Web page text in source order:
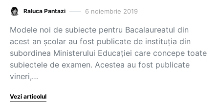
Raluca Pantazi 6 noiembrie 2019
Modele noi de subiecte pentru Bacalaureatul din
acest an școlar au fost publicate de instituția din
subordinea Ministerului Educației care concepe toate
subiectele de examen. Acestea au fost publicate
vineri,…
Vezi articolul